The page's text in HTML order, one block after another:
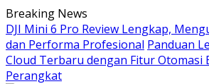
Langsung
ke
konten
Breaking News
DJI Mini 6 Pro Review Lengkap,
dan Performa Profesional Panduan
Cloud Terbaru dengan Fitur Otomasi
Perangkat